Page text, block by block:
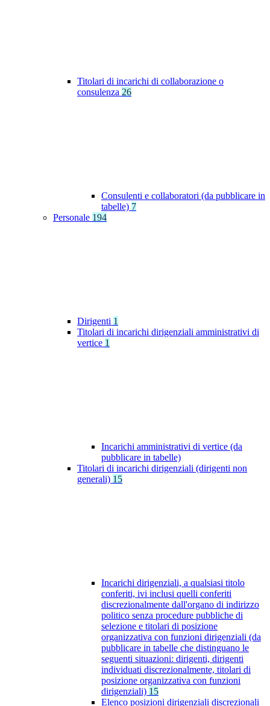
Titolari di incarichi di collaborazione o
consulenza 26
Consulenti e collaboratori (da pubblicare in
tabelle) 7
Personale 194
Dirigenti 1
Titolari di incarichi dirigenziali amministrativi di
vertice 1
Incarichi amministrativi di vertice (da
pubblicare in tabelle)
Titolari di incarichi dirigenziali (dirigenti non
generali) 15
Incarichi dirigenziali, a qualsiasi titolo
conferiti, ivi inclusi quelli conferiti
discrezionalmente dall'organo di indirizzo
politico senza procedure pubbliche di
selezione e titolari di posizione
organizzativa con funzioni dirigenziali (da
pubblicare in tabelle che distinguano le
seguenti situazioni: dirigenti, dirigenti
individuati discrezionalmente, titolari di
posizione organizzativa con funzioni
dirigenziali) 15
Elenco posizioni dirigenziali discrezionali